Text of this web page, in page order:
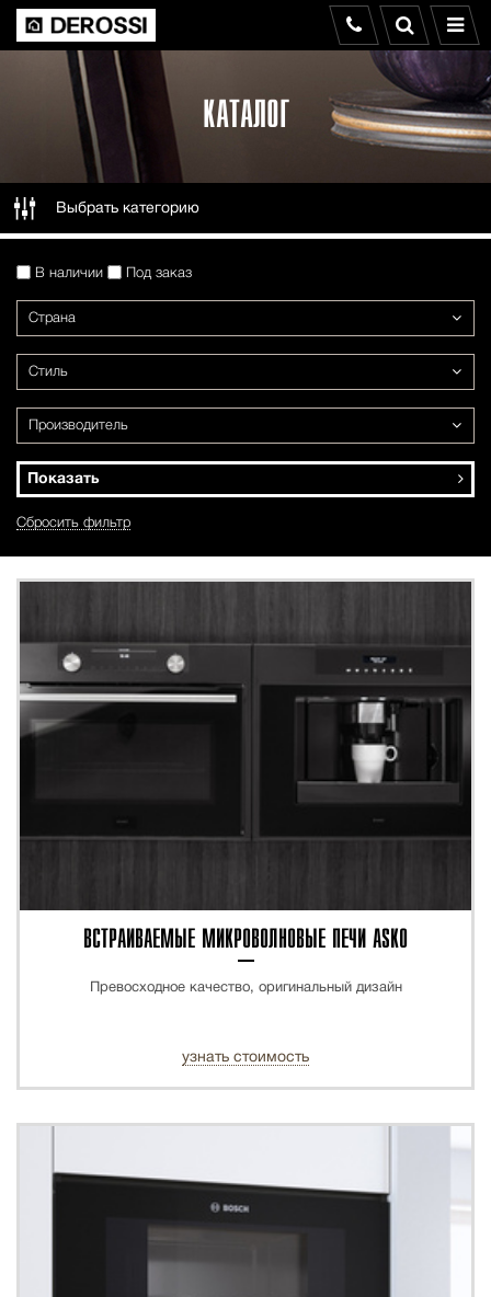
КАТАЛОГ
Выбрать категорию
В наличии Под заказ
Страна
Стиль
Производитель
Показать
Сбросить фильтр
ВСТРАИВАЕМЫЕ МИКРОВОЛНОВЫЕ ПЕЧИ ASKO
Превосходное качество, оригинальный дизайн
узнать стоимость